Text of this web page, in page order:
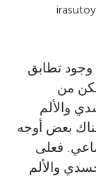
وجود تطابق
من
والألم
بعض أوجه
فعلى
والألم